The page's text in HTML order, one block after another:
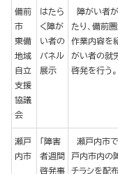
備前
市
東備
地域
自立
支援
協議
会
はたら
く障が
い者の
パネル
展示
障がい者が
たり、備前
作業内容を
がい者の就
啓発を行う。
瀬戸
内市
「障害
者週間
啓発事
瀬戸内市で
戸内市内の
チラシを配